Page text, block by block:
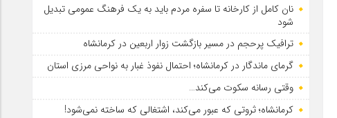
نان کامل از کارخانه تا سفره مردم باید به یک فرهنگ عمومی تبدیل
شود
ترافیک پرحجم در مسیر بازگشت زوار اربعین در کرمانشاه
گرمای ماندگار در کرمانشاه؛ احتمال نفوذ غبار به نواحی مرزی استان
وقتی رسانه سکوت می‌کند…
کرمانشاه؛ ثروتی که عبور می‌کند، اشتغالی که ساخته نمی‌شود!